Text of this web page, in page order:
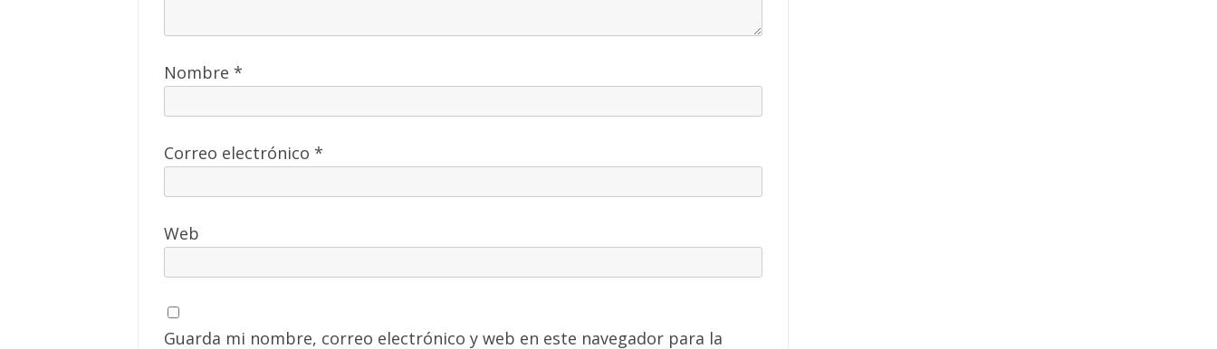
Nombre *
Correo electrónico *
Web
Guarda mi nombre, correo electrónico y web en este navegador para la